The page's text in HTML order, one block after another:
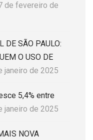
de fevereiro de
DE SÃO PAULO:
O USO DE
janeiro de 2025
5,4% entre
janeiro de 2025
NOVA